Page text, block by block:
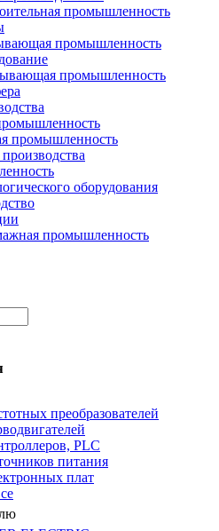
промышленность
промышленность
промышленность
промышленность
оборудования
промышленность
преобразователей
PLC
питания
плат